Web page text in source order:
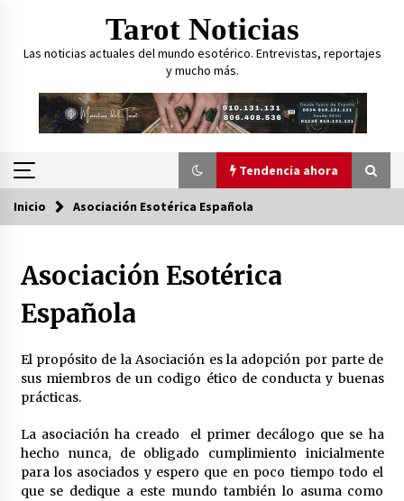
contenido
Tarot Noticias
Las noticias actuales del mundo esotérico. Entrevistas, reportajes
y mucho más.
Tendencia ahora
Tendencia ahora
Curarse usando el Tarot, ¿es posible?
¿Cómo puede ayudar el Tarot
psicológicamente a las personas?
23 de marzo de 2023
¿Qué es el Tarot?
16 de marzo de 2023
Inicio Asociación Esotérica Española
Asociación Esotérica
Española
El propósito de la Asociación es la adopción por parte de
sus miembros de un codigo ético de conducta y buenas
prácticas.
La asociación ha creado el primer decálogo que se ha
hecho nunca, de obligado cumplimiento inicialmente
para los asociados y espero que en poco tiempo todo el
que se dedique a este mundo también lo asuma como